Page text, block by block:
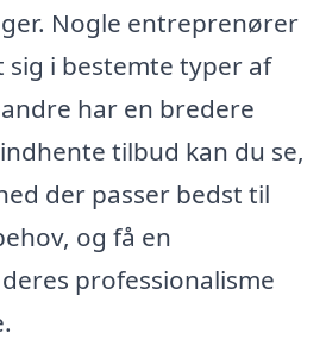
Nogle entreprenører
sig i bestemte typer af
har en bredere
tilbud kan du se,
der passer bedst til
og få en
professionalisme